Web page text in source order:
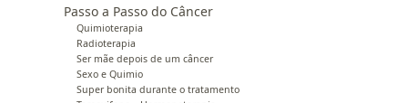
Passo a Passo do Câncer
Quimioterapia
Radioterapia
Ser mãe depois de um câncer
Sexo e Quimio
Super bonita durante o tratamento